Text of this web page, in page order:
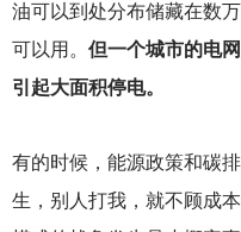
油可以到处分布储藏在数
可以用。 但一个城市的电
引起大面积停电。
有的时候，能源政策和碳
生，别人打我，就不顾成